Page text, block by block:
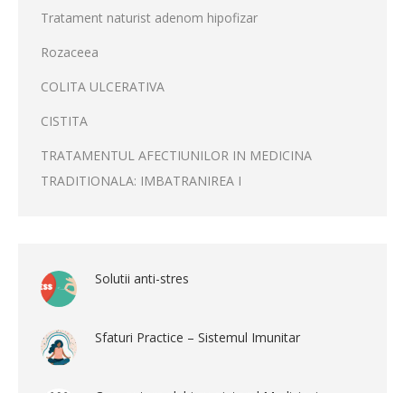
Tratament naturist adenom hipofizar
Rozaceea
COLITA ULCERATIVA
CISTITA
TRATAMENTUL AFECTIUNILOR IN MEDICINA
TRADITIONALA: IMBATRANIREA I
Solutii anti-stres
Sfaturi Practice – Sistemul Imunitar